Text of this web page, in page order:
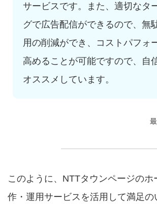
サービスです。また、適切なタ
グで広告配信ができるので、無
用の削減ができ、コストパフォ
高めることが可能ですので、自
オススメしています。
このように、NTTタウンページのホ
作・運用サービスを活用して満足の